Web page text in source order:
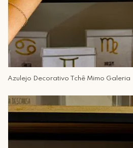
Azulejo Decorativo Tchê Mimo Galeria